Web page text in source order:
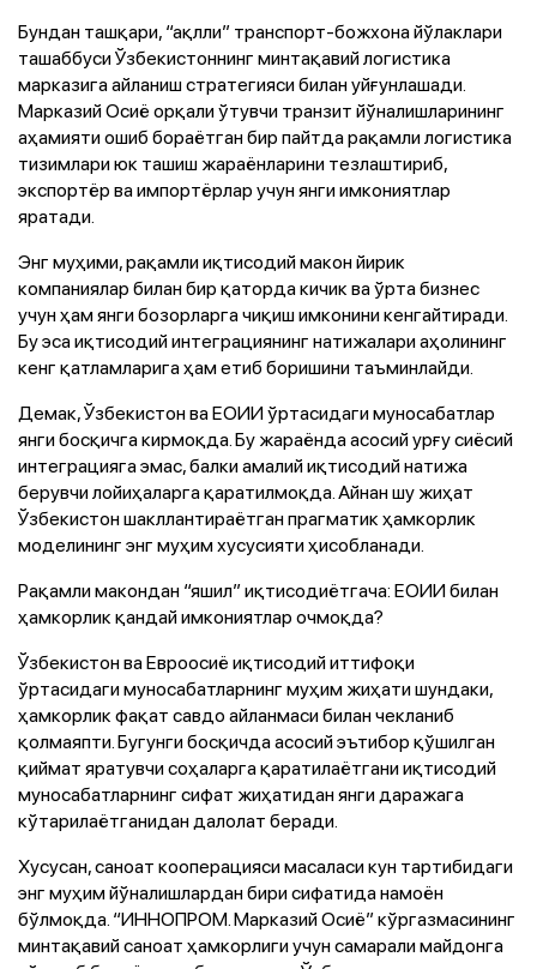
Бундан ташқари, “ақлли” транспорт-божхона йўлаклари
ташаббуси Ўзбекистоннинг минтақавий логистика
марказига айланиш стратегияси билан уйғунлашади.
Марказий Осиё орқали ўтувчи транзит йўналишларининг
аҳамияти ошиб бораётган бир пайтда рақамли логистика
тизимлари юк ташиш жараёнларини тезлаштириб,
экспортёр ва импортёрлар учун янги имкониятлар
яратади.
Энг муҳими, рақамли иқтисодий макон йирик
компаниялар билан бир қаторда кичик ва ўрта бизнес
учун ҳам янги бозорларга чиқиш имконини кенгайтиради.
Бу эса иқтисодий интеграциянинг натижалари аҳолининг
кенг қатламларига ҳам етиб боришини таъминлайди.
Демак, Ўзбекистон ва ЕОИИ ўртасидаги муносабатлар
янги босқичга кирмоқда. Бу жараёнда асосий урғу сиёсий
интеграцияга эмас, балки амалий иқтисодий натижа
берувчи лойиҳаларга қаратилмоқда. Айнан шу жиҳат
Ўзбекистон шакллантираётган прагматик ҳамкорлик
моделининг энг муҳим хусусияти ҳисобланади.
Рақамли макондан “яшил” иқтисодиётгача: ЕОИИ билан
ҳамкорлик қандай имкониятлар очмоқда?
Ўзбекистон ва Евроосиё иқтисодий иттифоқи
ўртасидаги муносабатларнинг муҳим жиҳати шундаки,
ҳамкорлик фақат савдо айланмаси билан чекланиб
қолмаяпти. Бугунги босқичда асосий эътибор қўшилган
қиймат яратувчи соҳаларга қаратилаётгани иқтисодий
муносабатларнинг сифат жиҳатидан янги даражага
кўтарилаётганидан далолат беради.
Хусусан, саноат кооперацияси масаласи кун тартибидаги
энг муҳим йўналишлардан бири сифатида намоён
бўлмоқда. “ИННОПРОМ. Марказий Осиё” кўргазмасининг
минтақавий саноат ҳамкорлиги учун самарали майдонга